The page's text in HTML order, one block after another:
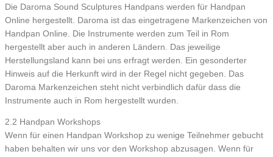
Die Daroma Sound Sculptures Handpans werden für Handpan
Online hergestellt. Daroma ist das eingetragene Markenzeichen von
Handpan Online. Die Instrumente werden zum Teil in Rom
hergestellt aber auch in anderen Ländern. Das jeweilige
Herstellungsland kann bei uns erfragt werden. Ein gesonderter
Hinweis auf die Herkunft wird in der Regel nicht gegeben. Das
Daroma Markenzeichen steht nicht verbindlich dafür dass die
Instrumente auch in Rom hergestellt wurden.
2.2 Handpan Workshops
Wenn für einen Handpan Workshop zu wenige Teilnehmer gebucht
haben behalten wir uns vor den Workshop abzusagen. Wenn für